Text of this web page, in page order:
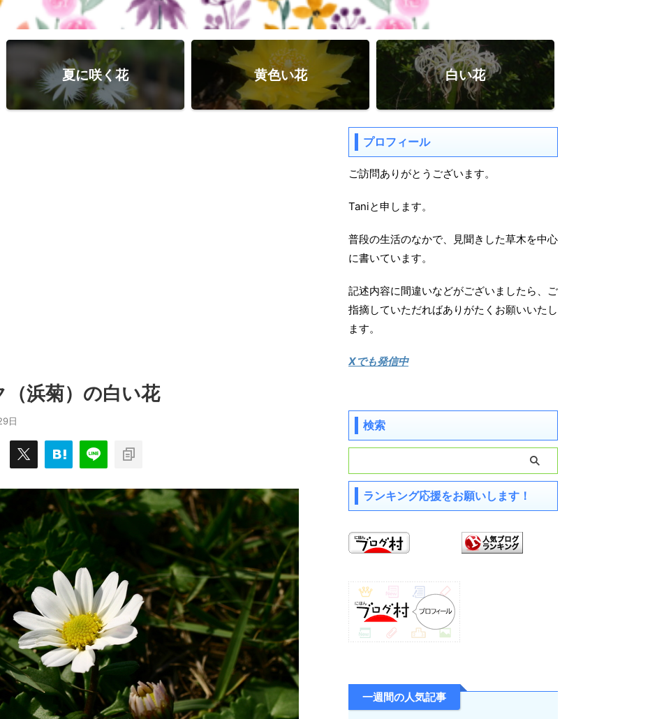
夏に咲く花 黄色い花 白い花
浜菊）の白い花
日
プロフィール
ご訪問ありがとうございます。
Taniと申します。
普段の生活のなかで、見聞きした草木を中心
に書いています。
記述内容に間違いなどがございましたら、ご
指摘していただればありがたくお願いいたし
ます。
Xでも発信中
検索
ランキング応援をお願いします！
一週間の人気記事